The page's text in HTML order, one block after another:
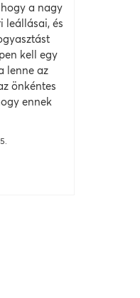
a nagy
leállásai, és
kell egy
lenne az
önkéntes
ennek